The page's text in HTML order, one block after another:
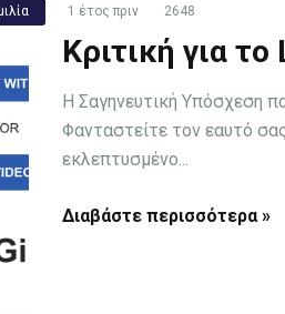
1 έτος πριν 2648
Κριτική για
Η Σαγηνευτική Υπόσχεση
Φανταστείτε τον εαυτό
εκλεπτυσμένο...
Διαβάστε περισσότερα »